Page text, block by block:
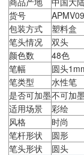
货号
包装方式
塑料盒
笔头情况
双头
颜色数
48色
笔幅
圆头
笔类型
水性笔
是否可加墨不可加
适用场景
彩绘
风格
时尚
笔杆形状
圆形
笔头形状
圆头